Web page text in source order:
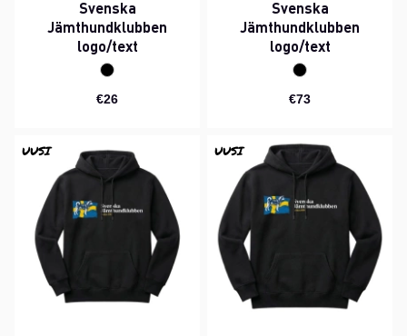
Svenska
Jämthundklubben
logo/text
€26
Svenska
Jämthundklubben
logo/text
€73
UUSI UUSI